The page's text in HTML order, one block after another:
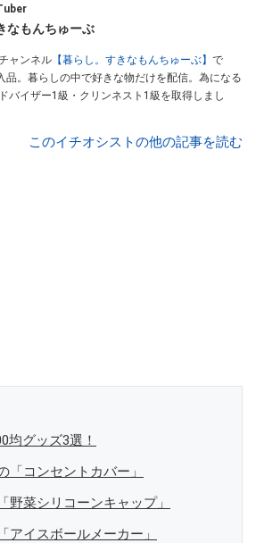
なもんちゅーぶ
ャンネル 【暮らし。すきなもんちゅーぶ】 で
品。暮らしの中で好きな物だけを配信。為になる
バイザー1級・クリンネスト1級を取得しまし
このイチオシストの他の記事を読む
均グッズ3選！
「コンセントカバー」
野菜シリコーンキャップ」
アイスボールメーカー」